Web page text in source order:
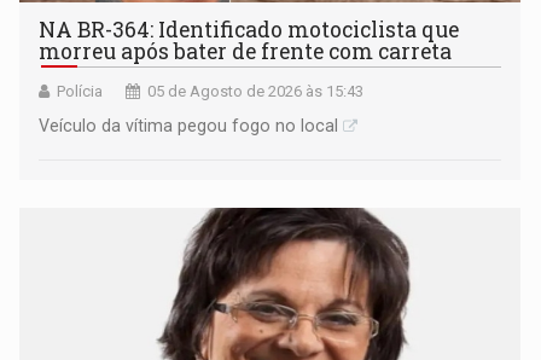
NA BR-364: Identificado motociclista que
morreu após bater de frente com carreta
Polícia 05 de Agosto de 2026 às 15:43
Veículo da vítima pegou fogo no local